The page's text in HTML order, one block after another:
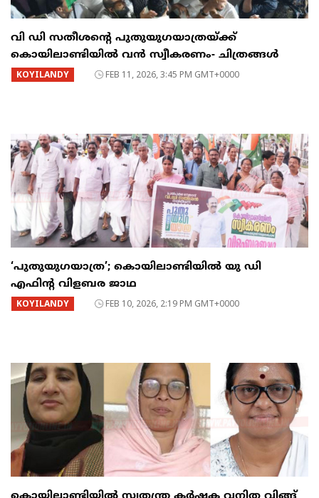
വി ഡി സതീശന്റെ പുതുയുഗയാത്രയ്ക്ക്
കൊയിലാണ്ടിയിൽ വൻ സ്വീകരണം- ചിത്രങ്ങൾ
KOYILANDY FEB 11, 2026, 3:45 PM GMT+0000
‘പുതുയുഗയാത്ര’; കൊയിലാണ്ടിയിൽ യു ഡി
എഫിന്റ വിളബര ജാഥ
KOYILANDY FEB 10, 2026, 2:19 PM GMT+0000